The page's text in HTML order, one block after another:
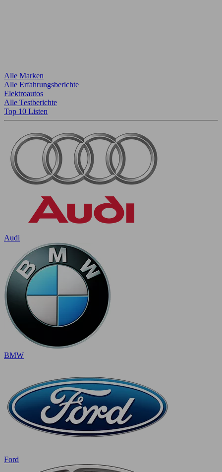
Alle Marken
Alle Erfahrungsberichte
Elektroautos
Alle Testberichte
Top 10 Listen
Audi
BMW
Ford